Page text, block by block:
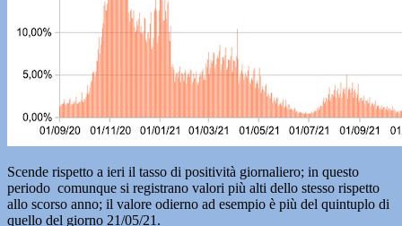
Scende rispetto a ieri il tasso di positività giornaliero; in questo
periodo comunque si registrano valori più alti dello stesso rispetto
allo scorso anno; il valore odierno ad esempio è più del quintuplo di
quello del giorno 21/05/21.